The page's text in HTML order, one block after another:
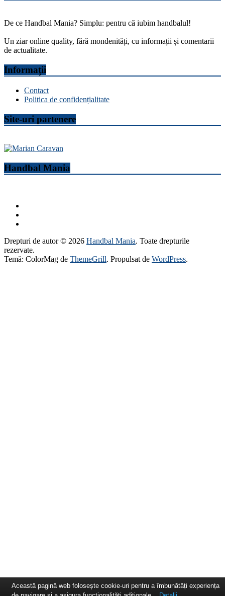
De ce Handbal Mania? Simplu: pentru că iubim handbalul!
Un ziar online quality, fără mondenități, cu informații și comentarii
de actualitate.
Informații
Contact
Politica de confidențialitate
Site-uri partenere
Handbal Mania
Drepturi de autor © 2026 Handbal Mania. Toate drepturile
rezervate.
Temă: ColorMag de ThemeGrill. Propulsat de WordPress.
Această pagină web folosește cookie-uri pentru a îmbunătăți experiența